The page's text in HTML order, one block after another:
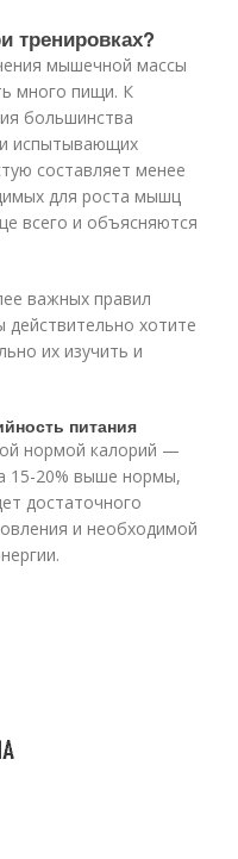
тренировках?
мышечной массы
много пищи. К
большинства
испытывающих
составляет менее
для роста мышц
всего и объясняются
важных правил
хотите
их изучить и
питания
нормой калорий —
15-20% выше нормы,
достаточного
и необходимой